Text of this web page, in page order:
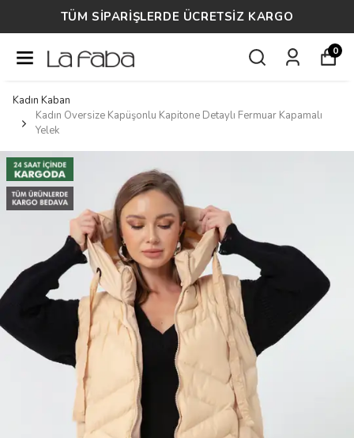
TÜM SİPARİŞLERDE ÜCRETSİZ KARGO
0
Kadın Kaban
Kadın Oversize Kapüşonlu Kapitone Detaylı Fermuar Kapamalı
Yelek